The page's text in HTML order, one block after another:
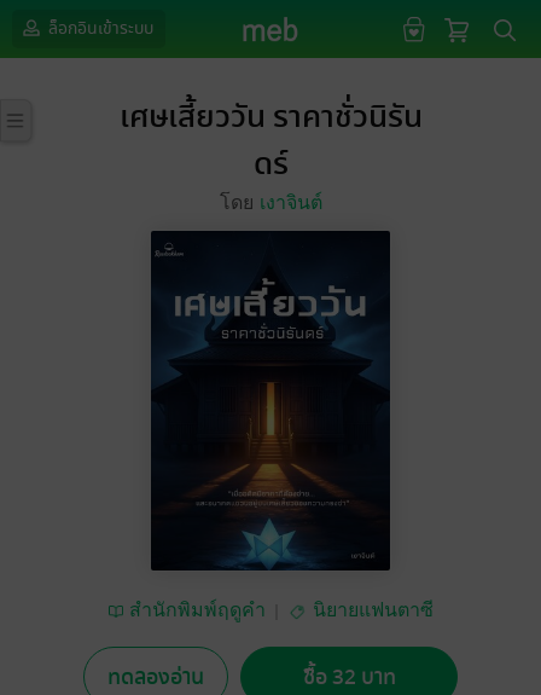
ล็อกอินเข้าระบบ
เศษเสี้ยววัน ราคาชั่วนิรัน
ดร์
โดย เงาจินต์
สำนักพิมพ์ฤดูคำ นิยายแฟนตาซี
ทดลองอ่าน ซื้อ 32 บาท